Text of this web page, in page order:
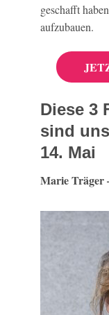
geschafft
aufzubauen.
Diese 3
sind
14. Mai
Marie Träger